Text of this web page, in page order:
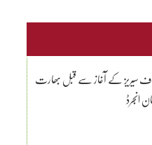
سیریز کے آغاز سے قبل بھارت
انجرڈ